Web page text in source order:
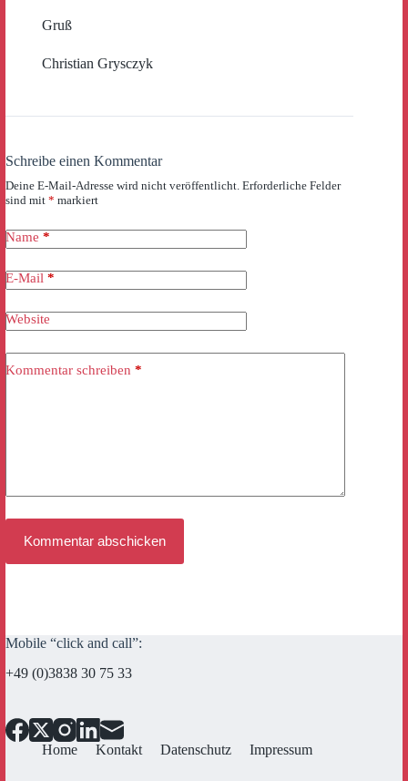
Gruß
Christian Grysczyk
Schreibe einen Kommentar
Deine E-Mail-Adresse wird nicht veröffentlicht. Erforderliche Felder
sind mit * markiert
Name *
E-Mail *
Website
Kommentar schreiben *
Kommentar abschicken
Mobile “click and call”:
+49 (0)3838 30 75 33
Home Kontakt Datenschutz Impressum